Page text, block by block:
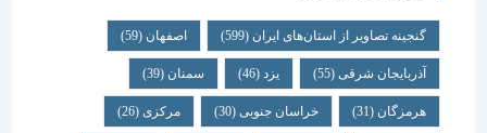
گنجینه تصاویر از استان‌های ایران(599) اصفهان (59)
آذربایجان شرقی(55) یزد سمنان (39)
هرمزگان(31) خراسان جنوبی(30) مرکزی (26)